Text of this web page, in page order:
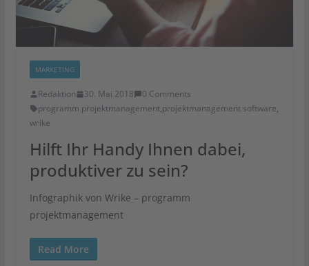
MARKETING
Redaktion 30. Mai 2018
0 Comments
programm projektmanagement,projektmanagement software,
wrike
Hilft Ihr Handy Ihnen dabei,
produktiver zu sein?
Infographik von Wrike – programm
projektmanagement
Read More